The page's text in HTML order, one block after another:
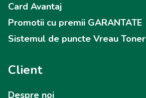
Card Avantaj
Promotii cu premii GARANTATE
Sistemul de puncte Vreau Toner
Client
Despre noi